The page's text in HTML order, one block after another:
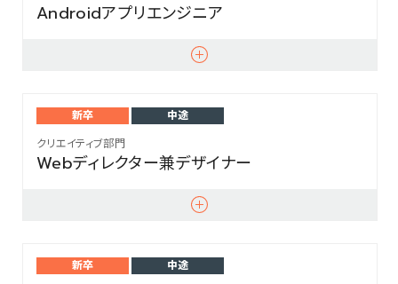
Androidアプリエンジニア
新卒
中途
クリエイティブ部門
Webディレクター兼デザイナー
新卒
中途